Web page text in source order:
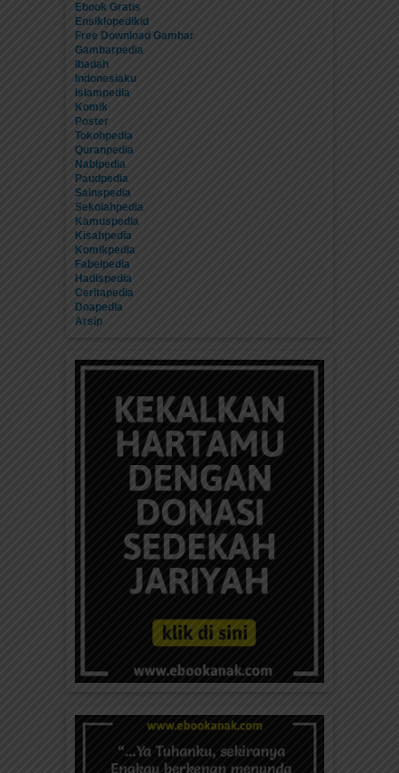
Ebook Gratis
Ensiklopedikid
Free Download Gambar
Gambarpedia
Ibadah
Indonesiaku
Islampedia
Komik
Poster
Tokohpedia
Quranpedia
Nabipedia
Paudpedia
Sainspedia
Sekolahpedia
Kamuspedia
Kisahpedia
Komikpedia
Fabelpedia
Hadispedia
Ceritapedia
Doapedia
Arsip